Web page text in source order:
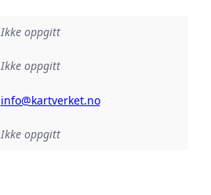
Ikke oppgitt
Ikke oppgitt
info@kartverket.no
Ikke oppgitt